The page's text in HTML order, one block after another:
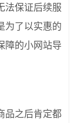
法保证后续服
为了以实惠的
障的小网站导
品之后肯定都